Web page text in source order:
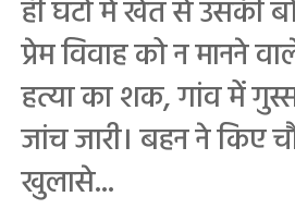
ही घंटों में खेत से उसकी
प्रेम विवाह को न मानने
हत्या का शक, गांव में
जांच जारी। बहन ने किए
खुलासे...